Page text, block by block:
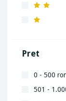
Pret
0 - 500
501 -